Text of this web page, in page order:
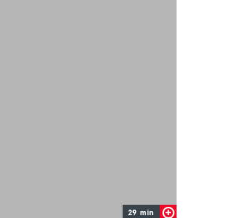
29 min